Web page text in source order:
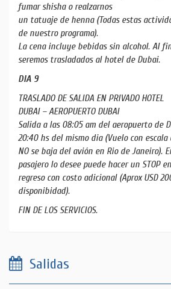
fumar shisha o realzarnos
un tatuaje de henna (Todas estas
de nuestro programa).
La cena incluye bebidas sin alcohol. Al
seremos trasladados al hotel de Dubai.
DIA 9
TRASLADO DE SALIDA EN PRIVADO HOTEL
DUBAI – AEROPUERTO DUBAI
Salida a las 08:05 am del aeropuerto de
20:40 hs del mismo dia (Vuelo con
NO se baja del avión en Rio de Janeiro).
pasajero lo desee puede hacer un STOP
regreso con costo adicional (Aprox USD
disponibidad).
FIN DE LOS SERVICIOS.
Salidas